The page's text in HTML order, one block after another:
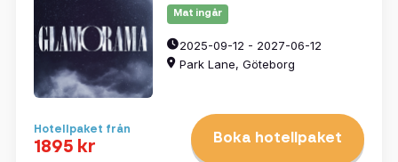
Mat ingår
2025-09-12 - 2027-06-12
Park Lane, Göteborg
Hotellpaket från
1895 kr Boka hotellpaket